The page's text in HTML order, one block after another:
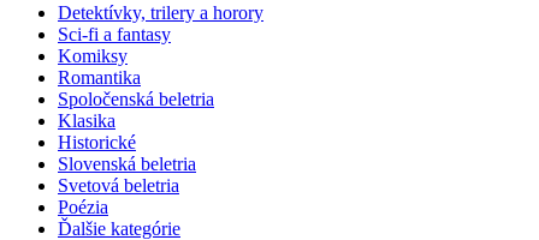
Detektívky, trilery a horory
Sci-fi a fantasy
Komiksy
Romantika
Spoločenská beletria
Klasika
Historické
Slovenská beletria
Svetová beletria
Poézia
Ďalšie kategórie